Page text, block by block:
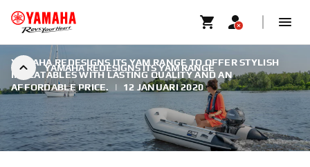
YAMAHA REDESIGNS ITS YAM RANGE
YAMAHA REDESIGNS ITS YAM RANGE TO OFFER STYLISH
INFLATABLES WITH LASTING QUALITY AND AN
AFFORDABLE PRICE.
| 12 JANUARI 2020